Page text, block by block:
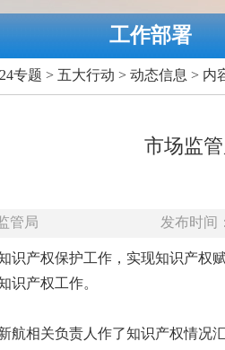
工作部署
专题 > 五大行动 > 动态信息 > 内
市场监
管局 发布时间
识产权保护工作，实现知识产权
识产权工作。
航相关负责人作了知识产权情况